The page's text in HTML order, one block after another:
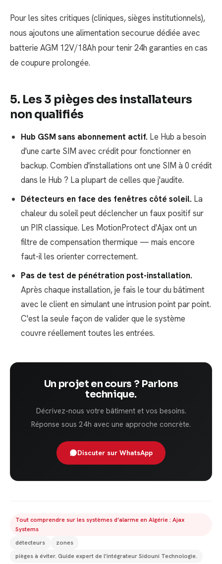
Pour les sites critiques (cliniques, sièges institutionnels),
nous ajoutons une alimentation secourue dédiée avec
batterie AGM 12V/18Ah pour tenir 24h garanties en cas
de coupure prolongée.
5. Les 3 pièges des installateurs
non qualifiés
Hub GSM sans abonnement actif. Le Hub a besoin
d'une carte SIM avec crédit pour fonctionner en
backup. Combien d'installations ont une SIM à 0 crédit
dans le Hub ? La plupart de celles que j'audite.
Détecteurs en face des fenêtres côté soleil. La
chaleur du soleil peut déclencher un faux positif sur
un PIR classique. Les MotionProtect d'Ajax ont un
filtre de compensation thermique — mais encore
faut-il les orienter correctement.
Pas de test de pénétration post-installation.
Après chaque installation, je fais le tour du bâtiment
avec le client en simulant une intrusion point par point.
C'est la seule façon de valider que le système
couvre réellement toutes les entrées.
Un projet en cours ? Parlons
technique.
Décrivez-nous votre bâtiment et vos besoins.
Réponse sous 24h avec une approche concrète.
Discuter sur WhatsApp
Tout comprendre sur les systèmes d'alarme en Algérie : Ajax
Systems
détecteurs
zones
pièges à éviter. Guide expert de l'intégrateur Sidouni Technologie.